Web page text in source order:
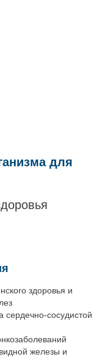
для
здоровья и
сердечно-сосудистой
железы и